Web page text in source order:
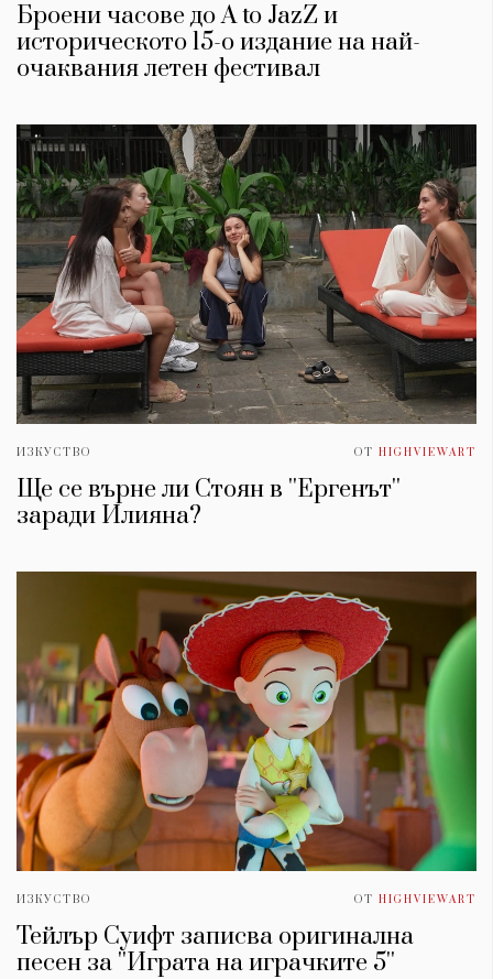
Броени часове до A to JazZ и
историческото 15-о издание на най-
очаквания летен фестивал
ИЗКУСТВО ОТ HIGHVIEWART
Ще се върне ли Стоян в ''Ергенът''
заради Илияна?
ИЗКУСТВО ОТ HIGHVIEWART
Тейлър Суифт записва оригинална
песен за ''Играта на играчките 5''